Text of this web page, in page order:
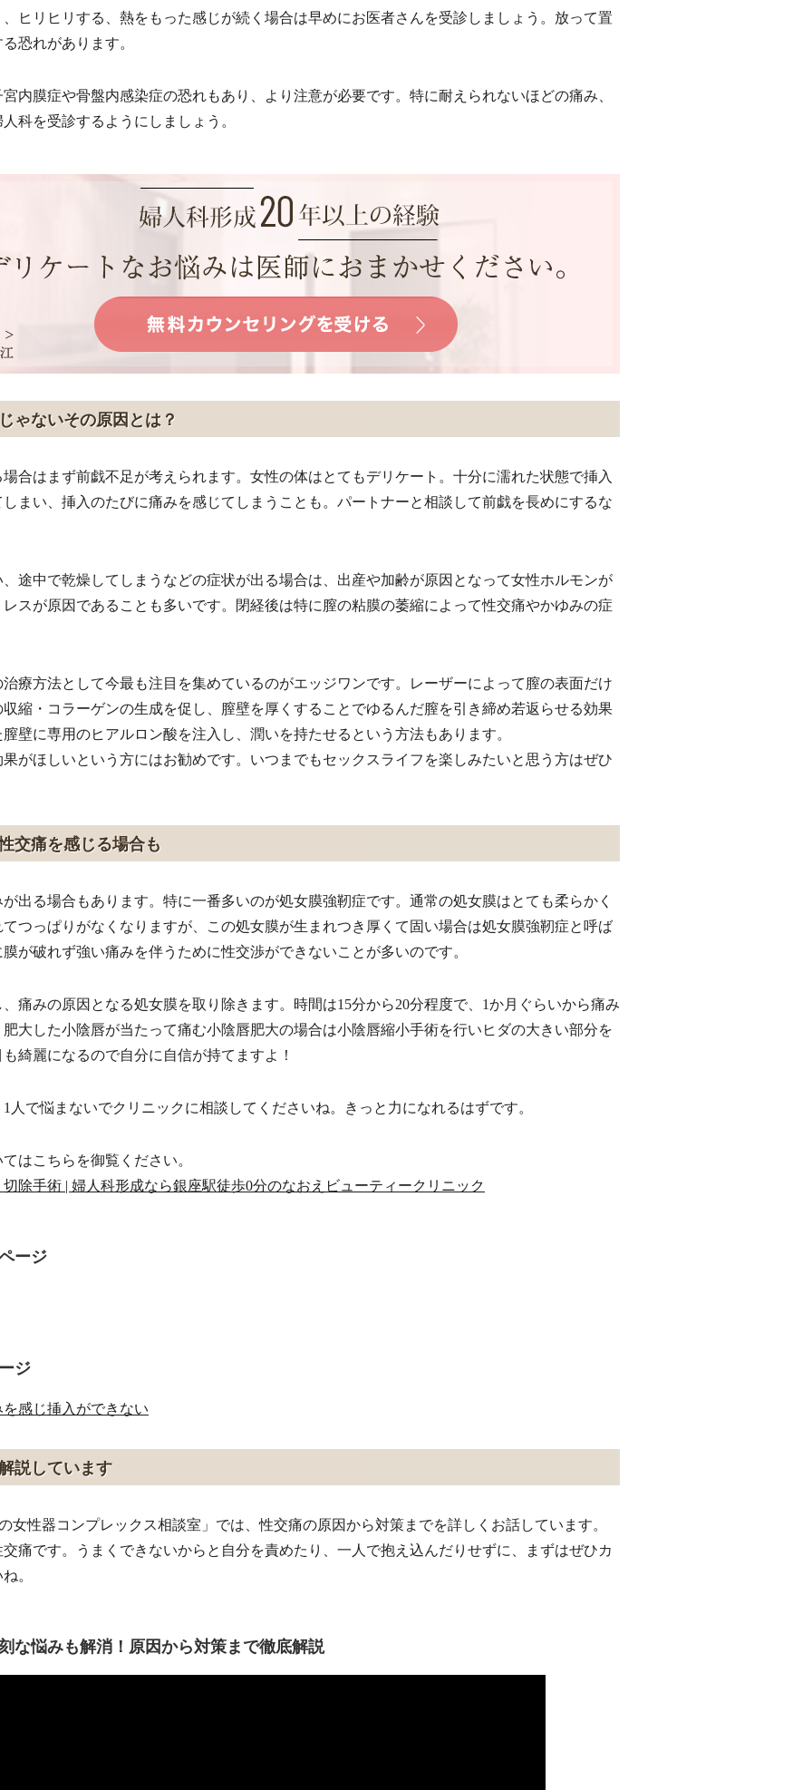
ヒリヒリする、熱をもった感じが続く場合は早めにお医者さんを受診しましょう。放って置
恐れがあります。
内膜症や骨盤内感染症の恐れもあり、より注意が必要です。特に耐えられないほどの痛み、
科を受診するようにしましょう。
ゃないその原因とは？
合はまず前戯不足が考えられます。女性の体はとてもデリケート。十分に濡れた状態で挿入
まい、挿入のたびに痛みを感じてしまうことも。パートナーと相談して前戯を長めにするな
途中で乾燥してしまうなどの症状が出る場合は、出産や加齢が原因となって女性ホルモンが
スが原因であることも多いです。閉経後は特に膣の粘膜の萎縮によって性交痛やかゆみの症
療方法として今最も注目を集めているのがエッジワンです。レーザーによって膣の表面だけ
縮・コラーゲンの生成を促し、膣壁を厚くすることでゆるんだ膣を引き締め若返らせる効果
壁に専用のヒアルロン酸を注入し、潤いを持たせるという方法もあります。
がほしいという方にはお勧めです。いつまでもセックスライフを楽しみたいと思う方はぜひ
交痛を感じる場合も
出る場合もあります。特に一番多いのが処女膜強靭症です。通常の処女膜はとても柔らかく
つっぱりがなくなりますが、この処女膜が生まれつき厚くて固い場合は処女膜強靭症と呼ば
が破れず強い痛みを伴うために性交渉ができないことが多いのです。
痛みの原因となる処女膜を取り除きます。時間は15分から20分程度で、1か月ぐらいから痛み
大した小陰唇が当たって痛む小陰唇肥大の場合は小陰唇縮小手術を行いヒダの大きい部分を
綺麗になるので自分に自信が持てますよ！
人で悩まないでクリニックに相談してくださいね。きっと力になれるはずです。
はこちらを御覧ください。
除手術 | 婦人科形成なら銀座駅徒歩0分のなおえビューティークリニック
ージ
ジ
感じ挿入ができない
説しています
女性器コンプレックス相談室」では、性交痛の原因から対策までを詳しくお話しています。
痛です。うまくできないからと自分を責めたり、一人で抱え込んだりせずに、まずはぜひカ
。
な悩みも解消！原因から対策まで徹底解説